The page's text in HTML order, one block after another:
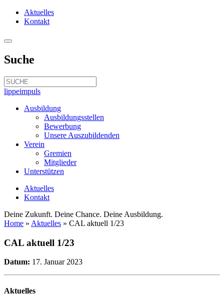
Aktuelles
Kontakt
Suche
lippeimpuls
Ausbildung
Ausbildungsstellen
Bewerbung
Unsere Auszubildenden
Verein
Gremien
Mitglieder
Unterstützen
Aktuelles
Kontakt
Deine Zukunft. Deine Chance. Deine Ausbildung.
Home » Aktuelles » CAL aktuell 1/23
CAL aktuell 1/23
Datum: 17. Januar 2023
Aktuelles